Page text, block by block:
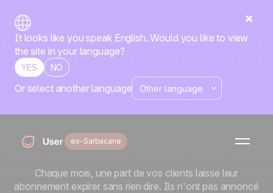
It looks like you speak English. Would you like to view
the site in your language?
YES NO
Or select another language
ex-Sarbacane
Un abonnement ne
se renouvelle pas
tout seul.
Chaque mois, une part de vos clients laisse leur
abonnement expirer sans rien dire. Ils n'ont pas annoncé